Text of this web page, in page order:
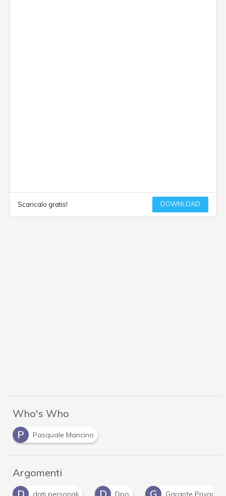
Scaricalo gratis! DOWNLOAD
Who's Who
P
Pasquale Mancino
Argomenti
dati personali Dpo Garante Privacy